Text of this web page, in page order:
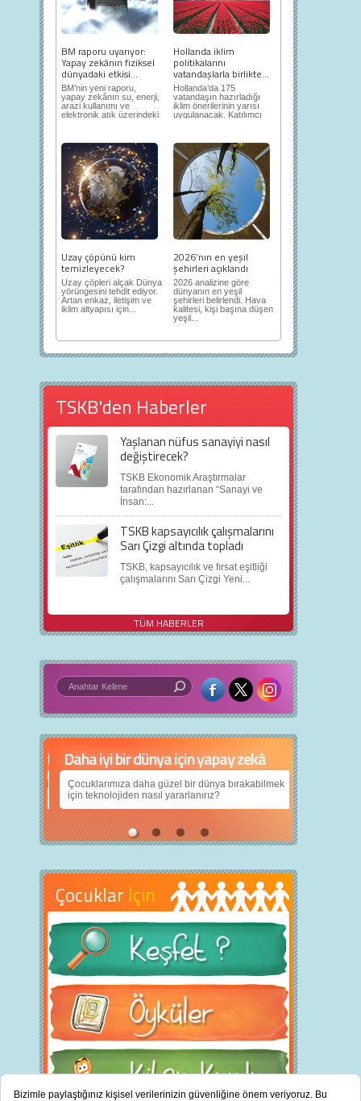
BM raporu uyarıyor:
Yapay zekânın fiziksel
dünyadaki etkisi...
BM’nin yeni raporu,
yapay zekânın su, enerji,
arazi kullanımı ve
elektronik atık üzerindeki
Hollanda iklim
politikalarını
vatandaşlarla birlikte...
Hollanda’da 175
vatandaşın hazırladığı
iklim önerilerinin yarısı
uygulanacak. Katılımcı
Uzay çöpünü kim
temizleyecek?
Uzay çöpleri alçak Dünya
yörüngesini tehdit ediyor.
Artan enkaz, iletişim ve
iklim altyapısı için...
2026’nın en yeşil
şehirleri açıklandı
2026 analizine göre
dünyanın en yeşil
şehirleri belirlendi. Hava
kalitesi, kişi başına düşen
yeşil...
TSKB'den Haberler
Yaşlanan nüfus sanayiyi nasıl
değiştirecek?
TSKB Ekonomik Araştırmalar
tarafından hazırlanan “Sanayi ve
İnsan:...
TSKB kapsayıcılık çalışmalarını
Sarı Çizgi altında topladı
TSKB, kapsayıcılık ve fırsat eşitliği
çalışmalarını Sarı Çizgi Yeni...
TÜM HABERLER
Daha iyi bir dünya için yapay zekâ
Çocuklarımıza daha güzel bir dünya bırakabilmek
için teknolojiden nasıl yararlanırız?
Çocuklar İçin